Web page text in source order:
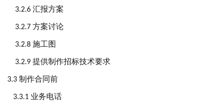
3.2.6 汇报方案
3.2.7 方案讨论
3.2.8 施工图
3.2.9 提供制作招标技术要求
3.3 制作合同前
3.3.1 业务电话